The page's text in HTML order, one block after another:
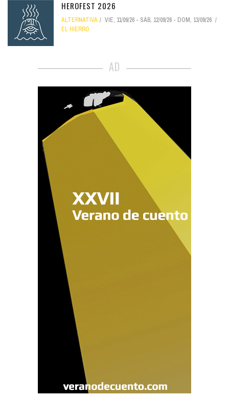
HEROFEST 2026
ALTERNATIVA VIE, 11/09/26 - SÁB, 12/09/26 - DOM, 13/09/26
EL HIERRO
AD